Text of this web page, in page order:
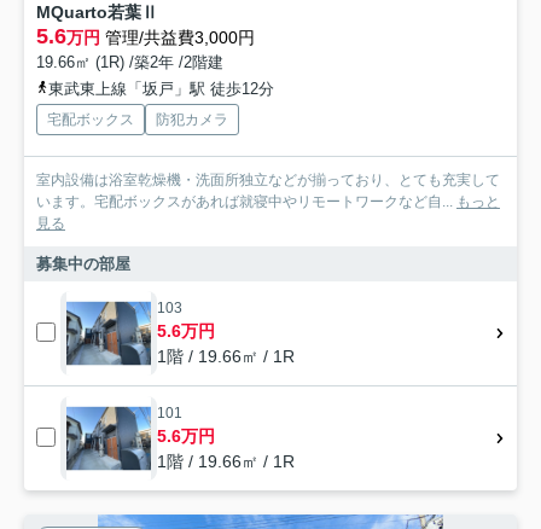
MQuarto若葉Ⅱ
5.6万円 管理/共益費3,000円
19.66㎡ (1R) /築2年 /2階建
東武東上線「坂戸」駅 徒歩12分
宅配ボックス 防犯カメラ
室内設備は浴室乾燥機・洗面所独立などが揃っており、とても充実して
います。宅配ボックスがあれば就寝中やリモートワークなど自...
もっと
見る
募集中の部屋
103
5.6万円
1階 / 19.66㎡ / 1R
101
5.6万円
1階 / 19.66㎡ / 1R